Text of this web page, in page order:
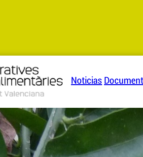
Noticias